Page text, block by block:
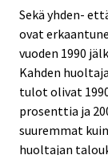
Sekä yhden-
ovat
vuoden 1990
Kahden
tulot olivat
prosenttia ja
suuremmat
huoltajan